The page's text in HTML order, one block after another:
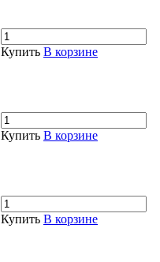
Купить В корзине
Купить В корзине
Купить В корзине